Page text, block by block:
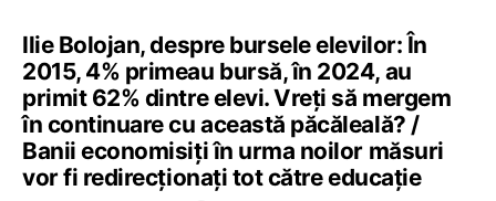
Ilie Bolojan, despre bursele elevilor: În
2015, 4% primeau bursă, în 2024, au
primit 62% dintre elevi. Vreți să mergem
în continuare cu această păcăleală? /
Banii economisiți în urma noilor măsuri
vor fi redirecționați tot către educație